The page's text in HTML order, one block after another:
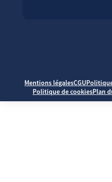
Mentions légalesCGU
Politique de cookiesPlan